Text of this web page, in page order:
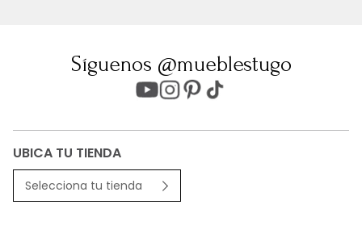
Síguenos @mueblestugo
UBICA TU TIENDA
Selecciona tu tienda